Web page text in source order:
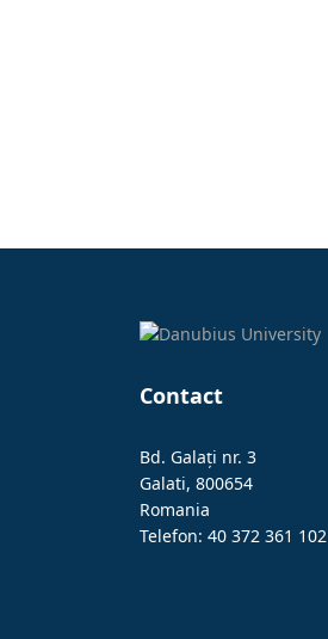
Contact
Bd. Galați nr. 3
Galati, 800654
Romania
Telefon: 40 372 361 102